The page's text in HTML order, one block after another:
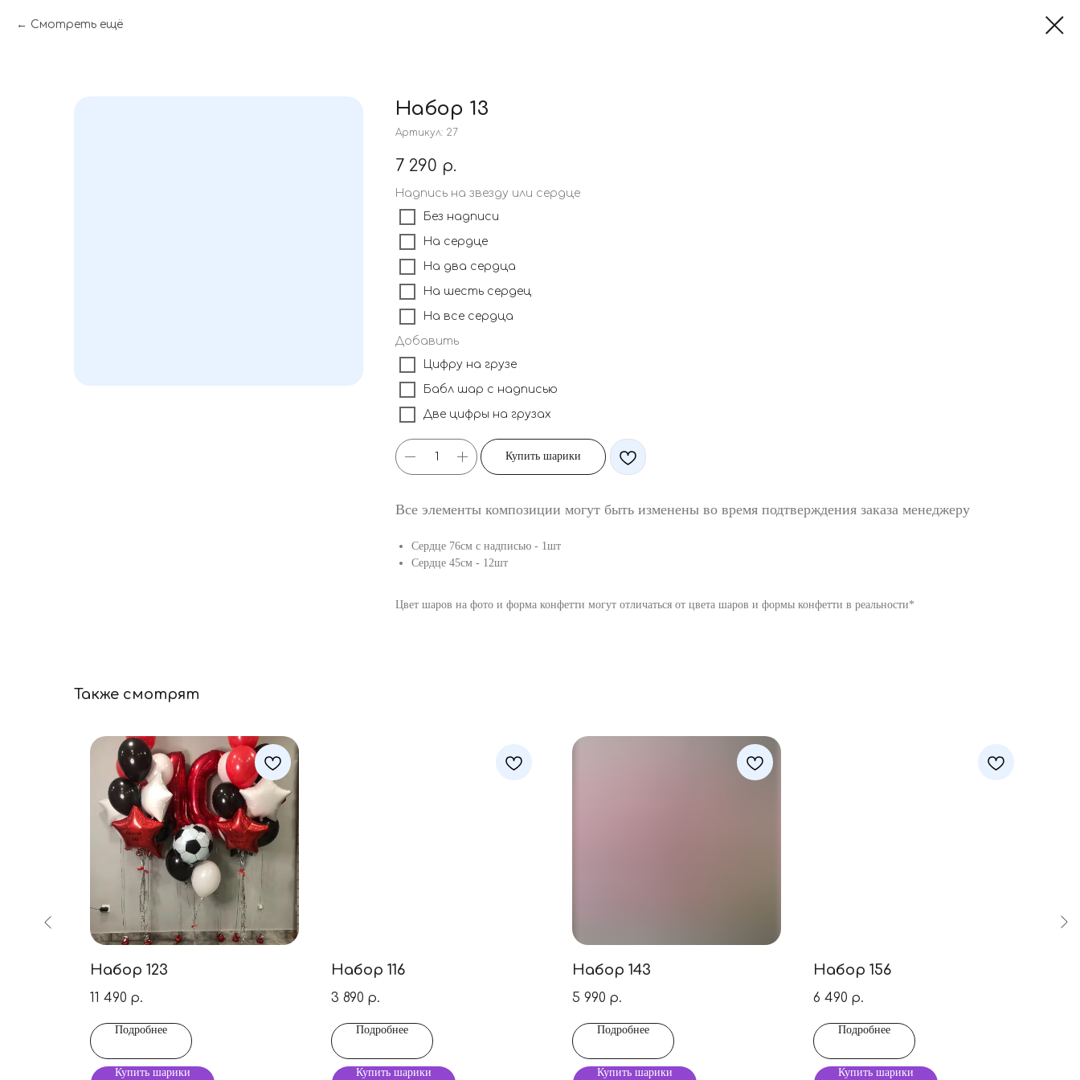
Смотреть ещё
Набор 13
Артикул: 27
7 290 р.
Надпись на звезду или сердце
Без надписи
На сердце
На два сердца
На шесть сердец
На все сердца
Добавить
Цифру на грузе
Бабл шар с надписью
Две цифры на грузах
Купить шарики
Все элементы композиции могут быть изменены во время подтверждения заказа менеджеру
Сердце 76см с надписью - 1шт
Сердце 45см - 12шт
Цвет шаров на фото и форма конфетти могут отличаться от цвета шаров и формы конфетти в реальности*
Также смотрят
Набор 123
11 490 р.
Подробнее
Купить шарики
Набор 116
3 890 р.
Подробнее
Купить шарики
Набор 143
5 990 р.
Подробнее
Купить шарики
Набор 156
6 490 р.
Подробнее
Купить шарики